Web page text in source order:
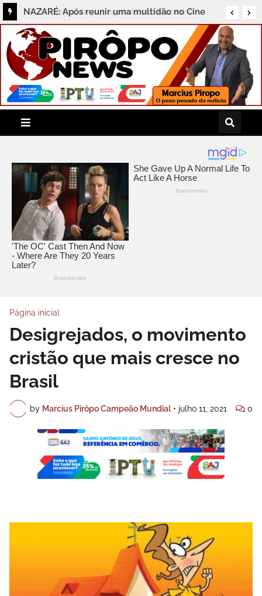
NAZARÉ: Após reunir uma multidão no Cine
Teatro Rio Branco neste sábado(08), ex-
prefeita Eunice Barreto fala ao PIRÔPO NEWS
sobre sua confiança na vitória de ACM Neto e
sua reação ao o movimento #Volta Mamãe
Página inicial
Desigrejados, o movimento
cristão que mais cresce no
Brasil
by Marcius Pirôpo Campeão Mundial • julho 11, 2021 0